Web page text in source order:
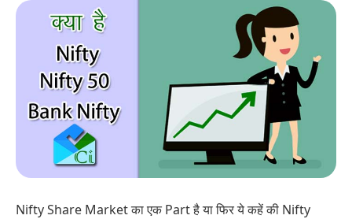
Nifty Share Market का एक Part है या फिर ये कहें की Nifty